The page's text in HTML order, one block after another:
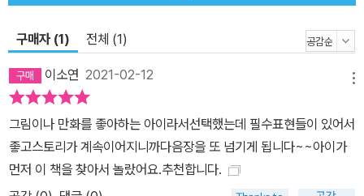
구매자 (1) 전체 (1)
이소연 2021-02-12
그림이나 만화를 좋아하는 아이라서선택했는데 필수표현들이 있어서
좋고스토리가 계속이어지니까다음장을 또 넘기게 됩니다~~아이가
먼저 이 책을 찾아서 놀랐어요.추천합니다.